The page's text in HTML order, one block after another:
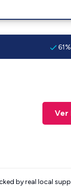
Ver
by real local